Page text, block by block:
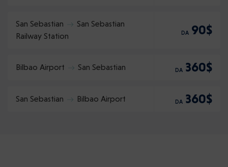
San Sebastian
San Sebastian
Railway Station
DA 90$
Bilbao Airport San Sebastian DA 360$
San Sebastian Bilbao Airport DA 360$